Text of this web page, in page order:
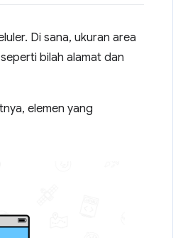
Di sana, ukuran area
bilah alamat dan
elemen yang